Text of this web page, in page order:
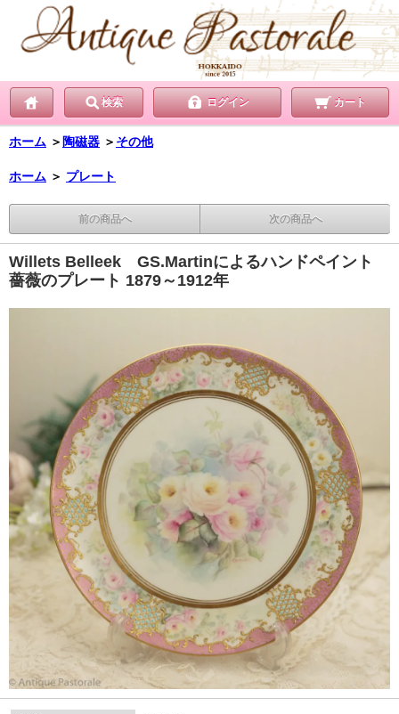
検索 ログイン カート
ホーム ＞陶磁器 ＞ その他
ホーム ＞ プレート
前の商品へ 次の商品へ
Willets Belleek GS.Martinによるハンドペイント
薔薇のプレート 1879～1912年